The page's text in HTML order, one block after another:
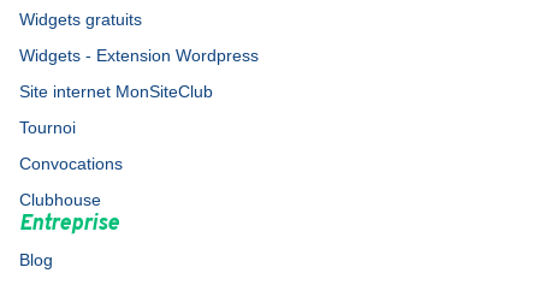
Widgets gratuits
Widgets - Extension Wordpress
Site internet MonSiteClub
Tournoi
Convocations
Clubhouse
Entreprise
Blog